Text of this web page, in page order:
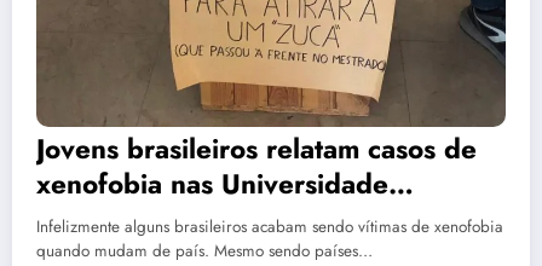
Jovens brasileiros relatam casos de
xenofobia nas Universidade
Portuguesas e preocupam
Infelizmente alguns brasileiros acabam sendo vítimas de xenofobia
quando mudam de país. Mesmo sendo países…